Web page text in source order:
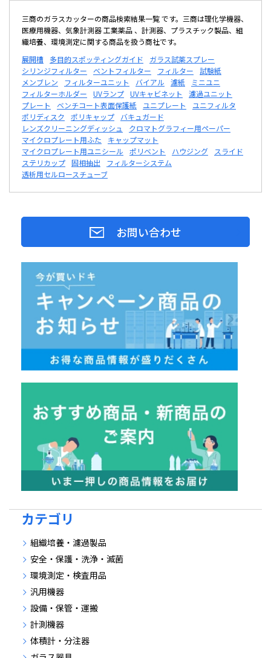
三商のガラスカッターの商品検索結果一覧 です。三商は理化学機器、
医療用機器、気象計測器 工業薬品 、計測器、プラスチック製品、組
織培養、環境測定に関する商品を扱う商社です。
展開槽 多目的スポッティングガイド
ガラス試薬スプレー
シリンジフィルター
ベントフィルター フィルター
試験紙
メンブレン
フィルターユニット バイアル 濾紙
ミニユニ
フィルターホルダー
UVランプ UVキャビネット
濾過ユニット
プレート
ベンチコート表面保護紙 ユニプレート
ユニフィルタ
ポリディスク
ポリキャップ
バキュガード
レンズクリーニングディッシュ
クロマトグラフィー用ペーパー
マイクロプレート用ふた
キャップマット
マイクロプレート用ユニシール
ポリベント ハウジング
スライド
ステリカップ 固相抽出
フィルターシステム
透析用セルロースチューブ
お問い合わせ
カテゴリ
組織培養・濾過製品
安全・保護・洗浄・滅菌
環境測定・検査用品
汎用機器
設備・保管・運搬
計測機器
体積計・分注器